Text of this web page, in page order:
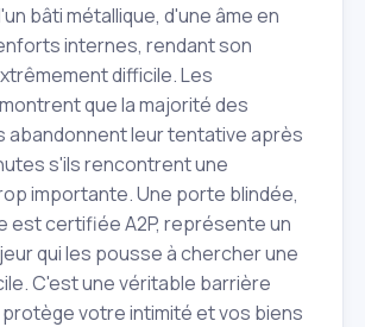
bâti métallique, d'une âme en
internes, rendant son
difficile. Les
que la majorité des
abandonnent leur tentative après
s'ils rencontrent une
importante. Une porte blindée,
est certifiée A2P, représente un
qui les pousse à chercher une
C'est une véritable barrière
protège votre intimité et vos biens